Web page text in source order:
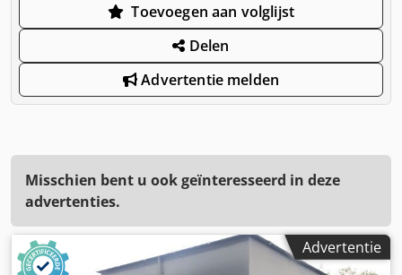
Toevoegen aan volglijst
Delen
Advertentie melden
Misschien bent u ook geïnteresseerd in deze
advertenties.
Advertentie